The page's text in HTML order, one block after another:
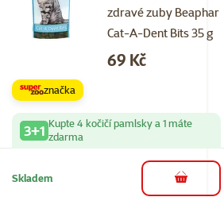
zdravé zuby Beaphar
Cat-A-Dent Bits 35 g
Cena
69 Kč
značka
3+1 Kupte 4 kočičí pamlsky a 1 máte
zdarma
Skladem do košíku